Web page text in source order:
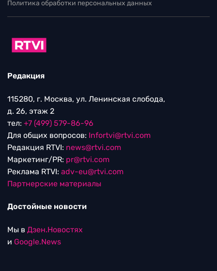
Политика обработки персональных данных
Редакция
115280, г. Москва, ул. Ленинская слобода,
д. 26, этаж 2
тел: +7 (499) 579-86-96
Для общих вопросов: Infortvi@rtvi.com
Редакция RTVI: news@rtvi.com
Маркетинг/PR: pr@rtvi.com
Реклама RTVI: adv-eu@rtvi.com
Партнерские материалы
Достойные новости
Мы в Дзен.Новостях
и Google.News